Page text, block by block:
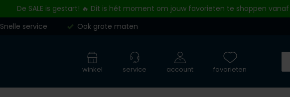
De SALE is gestart! 🔥 Dit is hét moment om jouw favorieten te shoppen vanaf
Snelle service Ook grote maten
winkel service account favorieten